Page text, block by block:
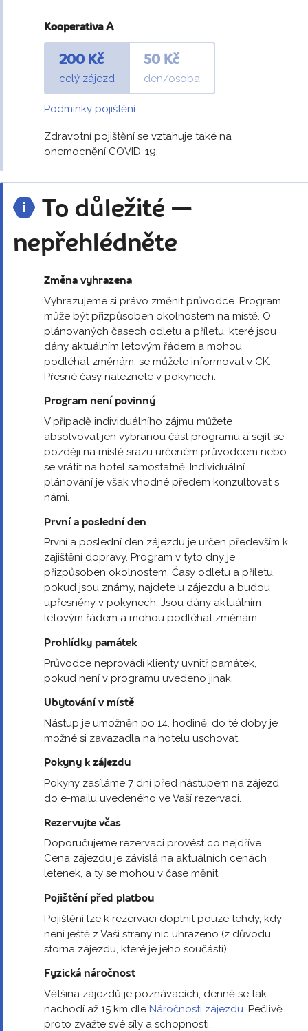
Kooperativa A
200 Kč
celý zájezd
50 Kč
den/osoba
Podmínky pojištění
Zdravotní pojištění se vztahuje také na
onemocnění COVID-19.
To důležité —
nepřehlédněte
Změna vyhrazena
Vyhrazujeme si právo změnit průvodce. Program
může být přizpůsoben okolnostem na místě. O
plánovaných časech odletu a příletu, které jsou
dány aktuálním letovým řádem a mohou
podléhat změnám, se můžete informovat v CK.
Přesné časy naleznete v pokynech.
Program není povinný
V případě individuálního zájmu můžete
absolvovat jen vybranou část programu a sejít se
později na místě srazu určeném průvodcem nebo
se vrátit na hotel samostatně. Individuální
plánování je však vhodné předem konzultovat s
námi.
První a poslední den
První a poslední den zájezdu je určen především k
zajištění dopravy. Program v tyto dny je
přizpůsoben okolnostem. Časy odletu a příletu,
pokud jsou známy, najdete u zájezdu a budou
upřesněny v pokynech. Jsou dány aktuálním
letovým řádem a mohou podléhat změnám.
Prohlídky památek
Průvodce neprovádí klienty uvnitř památek,
pokud není v programu uvedeno jinak.
Ubytování v místě
Nástup je umožněn po 14. hodině, do té doby je
možné si zavazadla na hotelu uschovat.
Pokyny k zájezdu
Pokyny zasíláme 7 dní před nástupem na zájezd
do e-mailu uvedeného ve Vaší rezervaci.
Rezervujte včas
Doporučujeme rezervaci provést co nejdříve.
Cena zájezdu je závislá na aktuálních cenách
letenek, a ty se mohou v čase měnit.
Pojištění před platbou
Pojištění lze k rezervaci doplnit pouze tehdy, kdy
není ještě z Vaší strany nic uhrazeno (z důvodu
storna zájezdu, které je jeho součástí).
Fyzická náročnost
Většina zájezdů je poznávacích, denně se tak
nachodí až 15 km dle Náročnosti zájezdu. Pečlivě
proto zvažte své síly a schopnosti.